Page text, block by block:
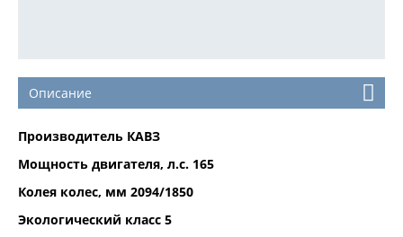
Описание
Производитель КАВЗ
Мощность двигателя, л.с. 165
Колея колес, мм 2094/1850
Экологический класс 5